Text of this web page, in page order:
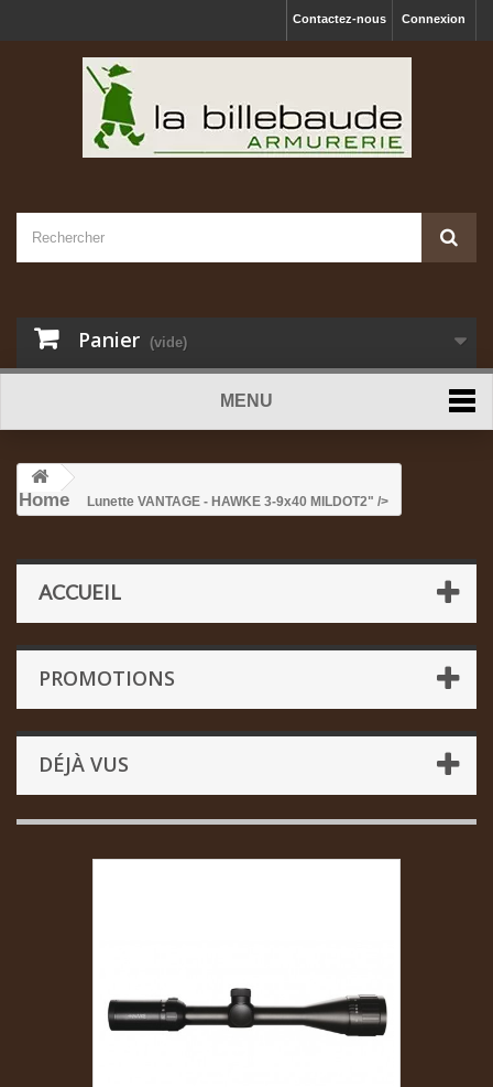
Connexion
Contactez-nous
Panier (vide)
MENU
Home Lunette VANTAGE - HAWKE 3-9x40 MILDOT2" />
ACCUEIL
PROMOTIONS
DÉJÀ VUS